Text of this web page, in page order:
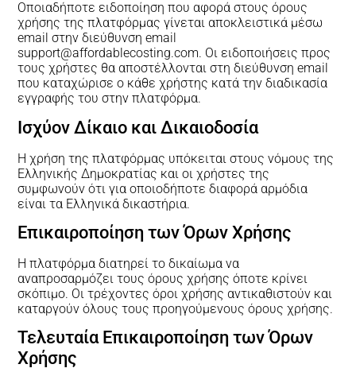
Οποιαδήποτε ειδοποίηση που αφορά στους όρους
χρήσης της πλατφόρμας γίνεται αποκλειστικά μέσω
email στην διεύθυνση email
support@affordablecosting.com. Οι ειδοποιήσεις προς
τους χρήστες θα αποστέλλονται στη διεύθυνση email
που καταχώρισε ο κάθε χρήστης κατά την διαδικασία
εγγραφής του στην πλατφόρμα.
Ισχύον Δίκαιο και Δικαιοδοσία
Η χρήση της πλατφόρμας υπόκειται στους νόμους της
Ελληνικής Δημοκρατίας και οι χρήστες της
συμφωνούν ότι για οποιοδήποτε διαφορά αρμόδια
είναι τα Ελληνικά δικαστήρια.
Επικαιροποίηση των Όρων Χρήσης
Η πλατφόρμα διατηρεί το δικαίωμα να
αναπροσαρμόζει τους όρους χρήσης όποτε κρίνει
σκόπιμο. Οι τρέχοντες όροι χρήσης αντικαθιστούν και
καταργούν όλους τους προηγούμενους όρους χρήσης.
Τελευταία Επικαιροποίηση των Όρων
Χρήσης